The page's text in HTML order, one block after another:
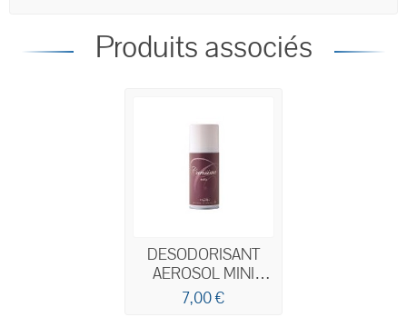
Produits associés
DESODORISANT
AEROSOL MINI
SPRAY 150ML
7,00 €